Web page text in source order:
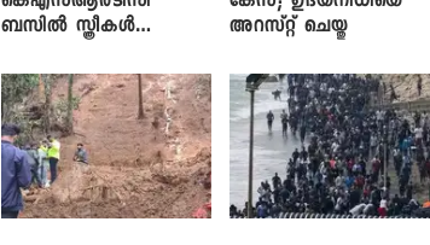
ബസിൽ സ്ത്രീകൾ
ജോൺ
അറസ്റ്റ് ചെയ്തു